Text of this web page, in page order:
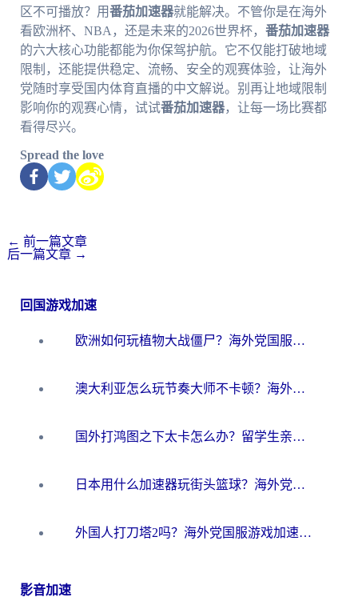
区不可播放？用番茄加速器就能解决。不管你是在海外
看欧洲杯、NBA，还是未来的2026世界杯， 番茄加速器
的六大核心功能都能为你保驾护航。它不仅能打破地域
限制，还能提供稳定、流畅、安全的观赛体验，让海外
党随时享受国内体育直播的中文解说。别再让地域限制
影响你的观赛心情，试试番茄加速器，让每一场比赛都
看得尽兴。
Spread the love
← 前一篇文章
后一篇文章 →
回国游戏加速
欧洲如何玩植物大战僵尸？海外党国服游戏加速避坑指南（附实测对比）
澳大利亚怎么玩节奏大师不卡顿？海外党国服游戏加速终极指南
国外打鸿图之下太卡怎么办？留学生亲测有效的国服游戏加速方案
日本用什么加速器玩街头篮球？海外党国服游戏不卡顿的终极攻略
外国人打刀塔2吗？海外党国服游戏加速避坑全攻略
影音加速